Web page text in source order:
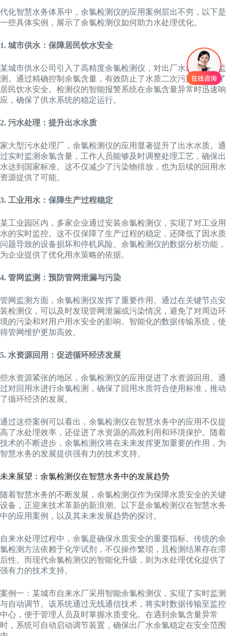
代化智慧水务体系中，余氯检测仪的应用案例层出不穷，以下是
一些具体实例，展示了余氯检测仪如何助力水处理优化。
1. 城市供水：保障居民饮水安全
某城市供水公司引入了高精度余氯检测仪，对出厂水进行实时监
测。通过精确控制余氯含量，有效防止了水质二次污染，保障了
居民饮水安全。检测仪的智能报警系统在余氯含量异常时迅速响
应，确保了供水系统的稳定运行。
2. 污水处理：提升出水水质
家大型污水处理厂，余氯检测仪的应用显著提升了出水水质。通
过实时监测余氯含量，工作人员能够及时调整处理工艺，确保出
水达到国家标准。这不仅减少了污染物排放，也为后续的回用水
资源提供了可能。
3. 工业用水：保障生产过程稳定
某工业园区内，多家企业通过安装余氯检测仪，实现了对工业用
水的实时监控。这不仅保障了生产过程的稳定，还降低了因水质
问题导致的设备损坏和停机风险。余氯检测仪的数据分析功能，
为企业提供了优化用水策略的依据。
4. 管网监测：预防管网泄漏与污染
管网监测方面，余氯检测仪发挥了重要作用。通过在关键节点安
装检测仪，可以及时发现管网泄漏或污染情况，避免了对周边环
境的污染和对用户用水安全的影响。智能化的数据传输系统，使
得管网维护更加高效。
5. 水资源回用：促进循环经济发展
些水资源紧张的地区，余氯检测仪的应用促进了水资源回用。通
过对回用水进行余氯检测，确保了回用水质符合使用标准，推动
了循环经济的发展。
通过这些案例可以看出，余氯检测仪在智慧水务中的应用不仅提
高了水处理效率，还促进了水资源的高效利用和环境保护。随着
技术的不断进步，余氯检测仪将在未来发挥更加重要的作用，为
智慧水务的发展提供强有力的技术支持。
未来展望：余氯检测仪在智慧水务中的发展趋势
随着智慧水务的不断发展，余氯检测仪作为保障水质安全的关键
设备，正迎来技术革新的新浪潮。以下是余氯检测仪在智慧水务
中的应用案例，以及其未来发展趋势的探讨。
自来水处理过程中，余氯是确保水质安全的重要指标。传统的余
氯检测方法依赖于化学试剂，不仅操作繁琐，且检测结果存在滞
后性。而现代余氯检测仪的智能化升级，则为水处理优化提供了
强有力的技术支持。
案例一：某城市自来水厂采用智能余氯检测仪，实现了实时监测
与自动调节。该系统通过无线通信技术，将实时数据传输至监控
中心，便于管理人员及时掌握水质变化。在遇到余氯含量异常
时，系统可自动启动调节装置，确保出厂水余氯稳定在安全范围